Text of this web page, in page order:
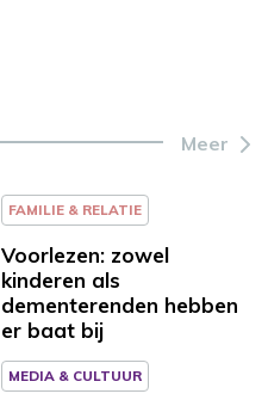
Meer
FAMILIE & RELATIE
Voorlezen: zowel
kinderen als
dementerenden hebben
er baat bij
MEDIA & CULTUUR